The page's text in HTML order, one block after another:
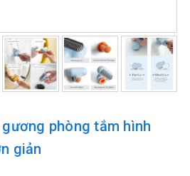
phòng tắm hình
giản